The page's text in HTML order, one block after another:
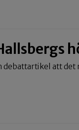
debattartikel att det